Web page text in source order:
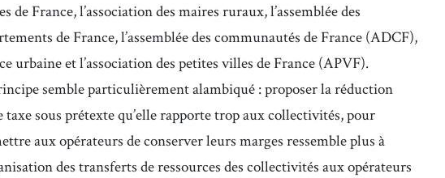
de France, l’association des maires ruraux, l’assemblée des
de France, l’assemblée des communautés de France (ADCF),
urbaine et l’association des petites villes de France (APVF).
semble particulièrement alambiqué : proposer la réduction
taxe sous prétexte qu’elle rapporte trop aux collectivités, pour
aux opérateurs de conserver leurs marges ressemble plus à
des transferts de ressources des collectivités aux opérateurs